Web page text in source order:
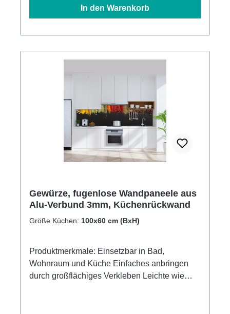
In den Warenkorb
Gewürze, fugenlose Wandpaneele aus
Alu-Verbund 3mm, Küchenrückwand
Größe Küchen: 100x60 cm (BxH)
Produktmerkmale: Einsetzbar in Bad,
Wohnraum und Küche Einfaches anbringen
durch großflächiges Verkleben Leichte wie